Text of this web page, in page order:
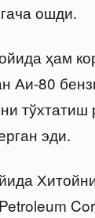
ошди.
ҳам
Аи-80
тўхтатиш
эди.